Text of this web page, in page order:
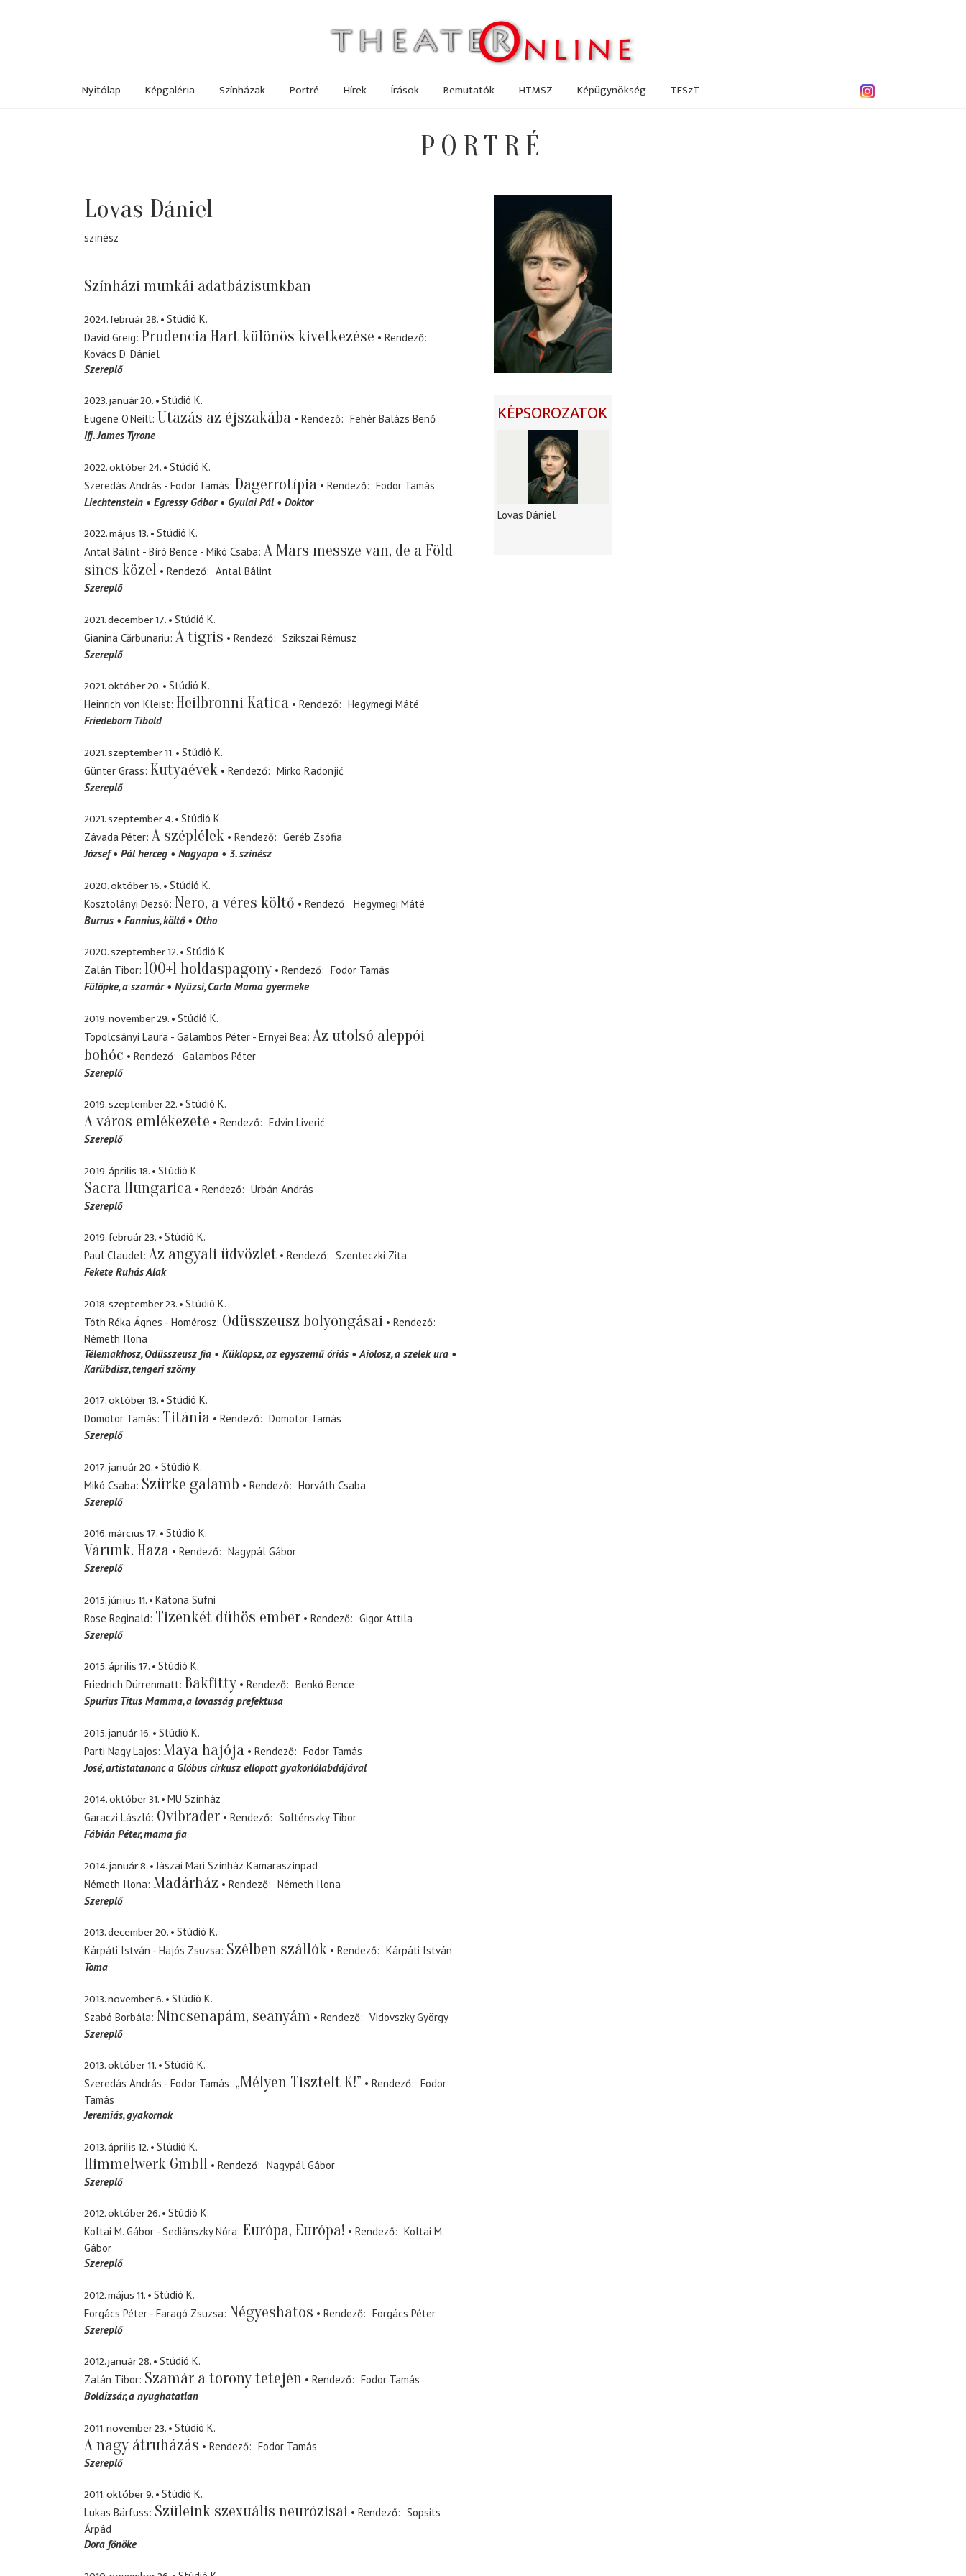
Nyitólap Képgaléria Színházak Portré Hírek Írások Bemutatók HTMSZ Képügynökség TESzT
PORTRÉ
Lovas Dániel
színész
Színházi munkái adatbázisunkban
2024. február 28.
Stúdió K.
David Greig Prudencia Hart különös kivetkezése
Rendező
Kovács D. Dániel
Szereplő
2023. január 20.
Stúdió K.
Eugene O'Neill Utazás az éjszakába Rendező
Fehér Balázs Benő
Ifj. James Tyrone
2022. október 24.
Stúdió K.
Szeredás András - Fodor Tamás Dagerrotípia Rendező
Fodor Tamás
Liechtenstein
Egressy Gábor Gyulai Pál Doktor
2022. május 13.
Stúdió K.
Antal Bálint - Bíró Bence - Mikó Csaba A Mars messze van, de a Föld
sincs közel
Rendező
Antal Bálint
Szereplő
2021. december 17.
Stúdió K.
Gianina Cărbunariu A tigris Rendező
Szikszai Rémusz
Szereplő
2021. október 20.
Stúdió K.
Heinrich von Kleist Heilbronni Katica Rendező
Hegymegi Máté
Friedeborn Tibold
2021. szeptember 11.
Stúdió K.
Günter Grass Kutyaévek Rendező
Mirko Radonjić
Szereplő
2021. szeptember 4.
Stúdió K.
Závada Péter A széplélek Rendező
Geréb Zsófia
József
Pál herceg Nagyapa 3. színész
2020. október 16.
Stúdió K.
Kosztolányi Dezső Nero, a véres költő Rendező
Hegymegi Máté
Burrus
Fannius költő Otho
2020. szeptember 12.
Stúdió K.
Zalán Tibor 100+1 holdaspagony Rendező
Fodor Tamás
Fülöpke a szamár Nyüzsi Carla Mama gyermeke
2019. november 29.
Stúdió K.
Topolcsányi Laura - Galambos Péter - Ernyei Bea Az utolsó aleppói
bohóc
Rendező
Galambos Péter
Szereplő
2019. szeptember 22. Stúdió K.
A város emlékezete Rendező
Edvin Liverić
Szereplő
2019. április 18. Stúdió K.
Sacra Hungarica Rendező
Urbán András
Szereplő
2019. február 23.
Stúdió K.
Paul Claudel Az angyali üdvözlet Rendező
Szenteczki Zita
Fekete Ruhás Alak
2018. szeptember 23.
Stúdió K.
Tóth Réka Ágnes - Homérosz Odüsszeusz bolyongásai
Rendező
Németh Ilona
Télemakhosz Odüsszeusz fia Küklopsz az egyszemű óriás Aiolosz a szelek ura
Karübdisz tengeri szörny
2017. október 13.
Stúdió K.
Dömötör Tamás Titánia Rendező
Dömötör Tamás
Szereplő
2017. január 20.
Stúdió K.
Mikó Csaba Szürke galamb Rendező
Horváth Csaba
Szereplő
2016. március 17. Stúdió K.
Várunk. Haza Rendező
Nagypál Gábor
Szereplő
2015. június 11.
Katona Sufni
Rose Reginald Tizenkét dühös ember Rendező
Gigor Attila
Szereplő
2015. április 17.
Stúdió K.
Friedrich Dürrenmatt Bakfitty Rendező
Benkó Bence
Spurius Titus Mamma a lovasság prefektusa
2015. január 16.
Stúdió K.
Parti Nagy Lajos Maya hajója Rendező
Fodor Tamás
José artistatanonc a Glóbus cirkusz ellopott gyakorlólabdájával
2014. október 31.
MU Színház
Garaczi László Ovibrader Rendező
Solténszky Tibor
Fábián Péter mama fia
2014. január 8.
Jászai Mari Színház Kamaraszínpad
Németh Ilona Madárház Rendező
Németh Ilona
Szereplő
2013. december 20.
Stúdió K.
Kárpáti István - Hajós Zsuzsa Szélben szállók Rendező
Kárpáti István
Toma
2013. november 6.
Stúdió K.
Szabó Borbála Nincsenapám, seanyám Rendező
Vidovszky György
Szereplő
2013. október 11.
Stúdió K.
Szeredás András - Fodor Tamás „Mélyen Tisztelt K!” Rendező
Fodor
Tamás
Jeremiás gyakornok
2013. április 12. Stúdió K.
Himmelwerk GmbH Rendező
Nagypál Gábor
Szereplő
2012. október 26.
Stúdió K.
Koltai M. Gábor - Sediánszky Nóra Európa, Európa! Rendező
Koltai M.
Gábor
Szereplő
2012. május 11.
Stúdió K.
Forgács Péter - Faragó Zsuzsa Négyeshatos Rendező
Forgács Péter
Szereplő
2012. január 28.
Stúdió K.
Zalán Tibor Szamár a torony tetején Rendező
Fodor Tamás
Boldizsár a nyughatatlan
2011. november 23. Stúdió K.
A nagy átruházás Rendező
Fodor Tamás
Szereplő
2011. október 9.
Stúdió K.
Lukas Bärfuss Szüleink szexuális neurózisai Rendező
Sopsits
Árpád
Dora főnöke
KÉPSOROZATOK
Lovas Dániel